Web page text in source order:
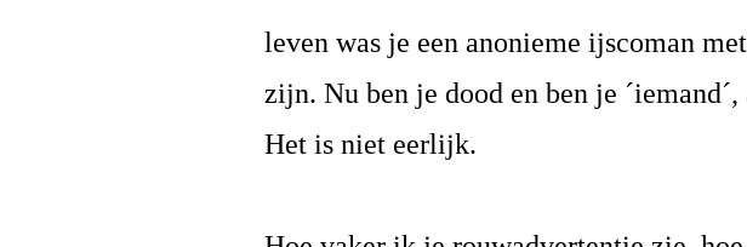
leven was je een anonieme ijscoman
zijn. Nu ben je dood en ben je
Het is niet eerlijk.